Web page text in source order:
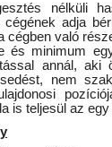
nélküli
adja
cégben való
és minimum
annál, aki
nem
is teljesül az